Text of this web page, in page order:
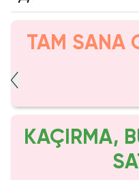
TAM SANA
KAÇIRMA,